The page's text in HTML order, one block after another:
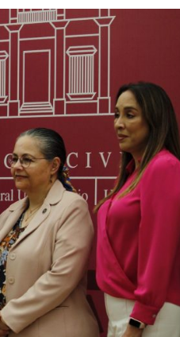
14 noviembre, 2022
ENTORNO VERDE
SELECCIONAN A
DEL OCTAVO
FOTOGRAFÍA “EN LA
LA
15 noviembre, 2022